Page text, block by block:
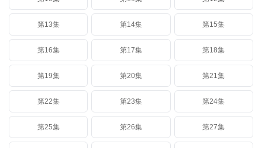
第13集 第14集 第15集
第16集 第17集 第18集
第19集 第20集 第21集
第22集 第23集 第24集
第25集 第26集 第27集